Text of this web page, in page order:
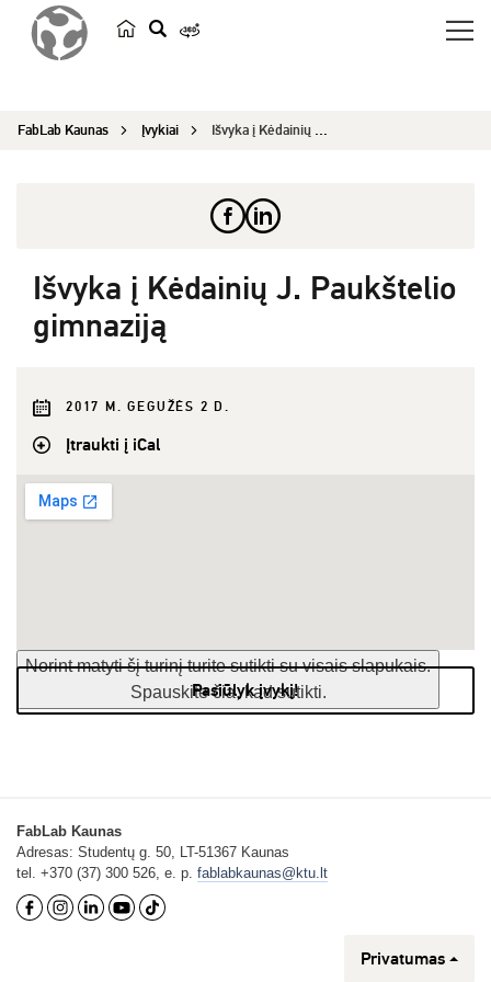
e
FabLab Kaunas Įvykiai Išvyka į Kėdainių J. Paukštelio gimnaziją
Išvyka į Kėdainių J. Paukštelio
gimnaziją
2017 M. GEGUŽĖS 2 D.
Įtraukti į iCal
Norint matyti šį turinį turite sutikti su visais slapukais.
Spauskite čia, kad sutikti.
Pasiūlyk įvykį!
FabLab Kaunas
Adresas: Studentų g. 50, LT-51367 Kaunas
tel. +370 (37) 300 526, e. p. fablabkaunas@ktu.lt
Privatumas